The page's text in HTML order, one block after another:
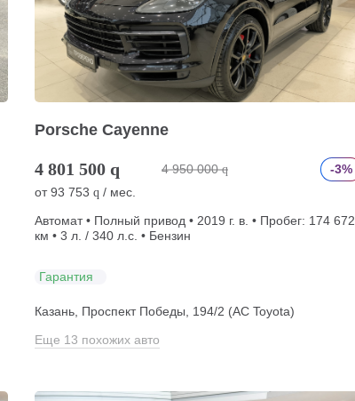
Porsche Cayenne
4 801 500 q 4 950 000 q
-3%
от93 753 q / мес.
Автомат • Полный привод • 2019 г. в. • Пробег: 174 672
км • 3 л. / 340 л.с. • Бензин
Гарантия
Казань, Проспект Победы, 194/2 (АС Toyota)
Еще 13 похожих авто